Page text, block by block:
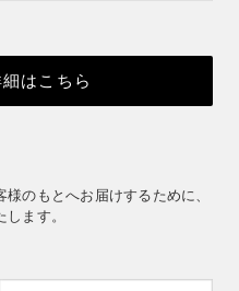
はこちら
のもとへお届けするために、
ます。